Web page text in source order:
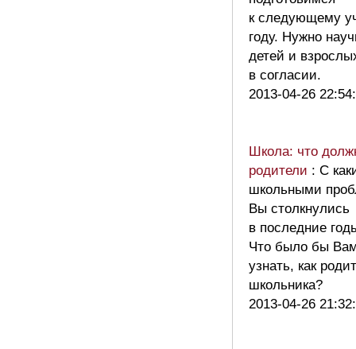
к следующему
году. Нужно
детей и
в согласии.
2013-04-26
Школа: что
родители : С
школьными
Вы столкнулись
в последние
Что было бы
узнать, как
школьника?
2013-04-26